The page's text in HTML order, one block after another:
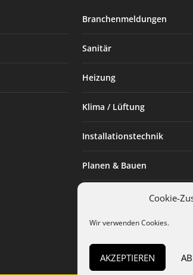
Cookie-
Wir verwenden Cookies.
AKZEPTIEREN
Branchenmeldungen
Sanitär
Heizung
Klima / Lüftung
Installationstechnik
Planen & Bauen
Installateur des Monats